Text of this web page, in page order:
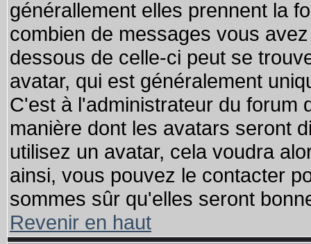
générallement elles prennent la
combien de messages vous
dessous de celle-ci peut se
avatar, qui est généralement
C'est à l'administrateur du forum
manière dont les avatars seront
utilisez un avatar, cela voudra
ainsi, vous pouvez le contacter
sommes sûr qu'elles seront
Revenir en haut